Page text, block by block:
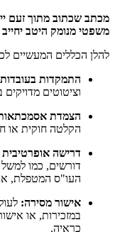
מכתב שכתוב מתוך זעם
משפטי מנומק היטב
להלן הכללים המעשיים
התמקדות
וציטוטים
הצמדת
הקלטה חוקית או
דרישה
דורשים, כמו למשל
העו"ס המטפלת, או
אישור מסירה:
במזכירות, או
כראיה.